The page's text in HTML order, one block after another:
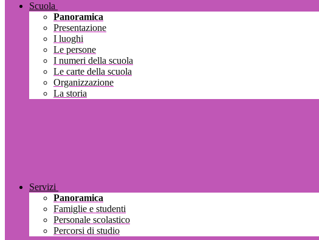
Scuola
Panoramica
Presentazione
I luoghi
Le persone
I numeri della scuola
Le carte della scuola
Organizzazione
La storia
Servizi
Panoramica
Famiglie e studenti
Personale scolastico
Percorsi di studio